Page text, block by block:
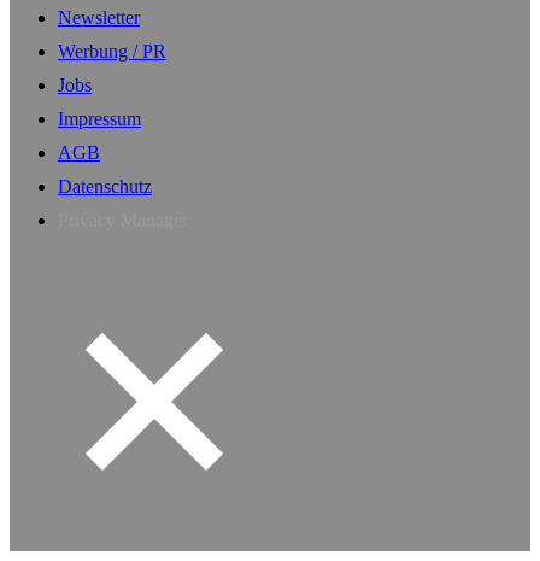
Newsletter
Werbung / PR
Jobs
Impressum
AGB
Datenschutz